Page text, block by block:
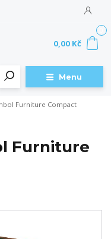
Menu
0,00 Kč
Furniture Compact
Furniture